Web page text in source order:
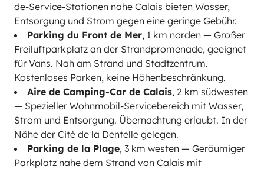
de-Service-Stationen nahe Calais bieten Wasser,
Entsorgung und Strom gegen eine geringe Gebühr.
Parking du Front de Mer, 1 km norden — Großer
Freiluftparkplatz an der Strandpromenade, geeignet
für Vans. Nah am Strand und Stadtzentrum.
Kostenloses Parken, keine Höhenbeschränkung.
Aire de Camping-Car de Calais, 2 km südwesten
— Spezieller Wohnmobil-Servicebereich mit Wasser,
Strom und Entsorgung. Übernachtung erlaubt. In der
Nähe der Cité de la Dentelle gelegen.
Parking de la Plage, 3 km westen — Geräumiger
Parkplatz nahe dem Strand von Calais mit